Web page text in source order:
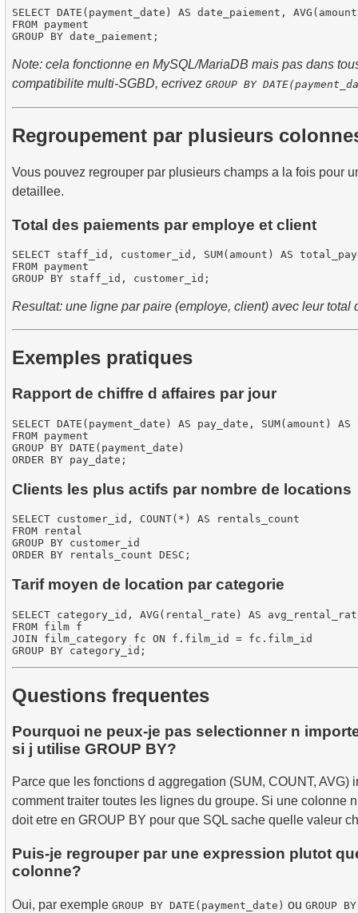
SELECT DATE(payment_date) AS date_paiement,
FROM payment
Note: cela fonctionne en MySQL/MariaDB mais pas dans
compatibilite multi-SGBD, ecrivez GROUP BY
Regroupement par plusieurs
Vous pouvez regrouper par plusieurs champs a la fois pour
detaillee.
Total des paiements par employe et client
SELECT staff_id, customer_id, SUM(amount) AS
FROM payment
Resultat: une ligne par paire (employe, client) avec leur total
Exemples pratiques
Rapport de chiffre d affaires par jour
SELECT DATE(payment_date) AS pay_date, SUM(amount)
FROM payment
GROUP BY DATE(payment_date)
Clients les plus actifs par nombre de locations
SELECT customer_id, COUNT(*) AS rentals_count
FROM rental
GROUP BY customer_id
Tarif moyen de location par categorie
SELECT category_id, AVG(rental_rate) AS
FROM film f
JOIN film_category fc ON f.film_id = fc.film_id
Questions frequentes
Pourquoi ne peux-je pas selectionner n
si j utilise GROUP BY?
Parce que les fonctions d aggregation (SUM, COUNT, AVG)
comment traiter toutes les lignes du groupe. Si une colonne
doit etre en GROUP BY pour que SQL sache quelle valeur
Puis-je regrouper par une expression plutot
colonne?
Oui, par exemple GROUP BY DATE(payment_date) ou GROUP BY